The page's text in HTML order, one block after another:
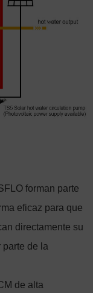
forman parte
eficaz para que
directamente su
de la
de alta